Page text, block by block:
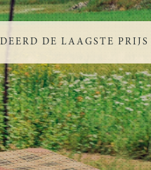
DE LAAGSTE PRIJS